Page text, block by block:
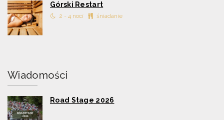
Górski Restart
2 - 4 nocí śniadanie
Wiadomości
Road Stage 2026